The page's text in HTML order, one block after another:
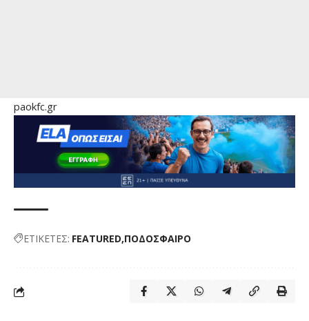
paokfc.gr
ΕΤΙΚΕΤΕΣ: FEATURED ΠΟΔΟΣΦΑΙΡΟ